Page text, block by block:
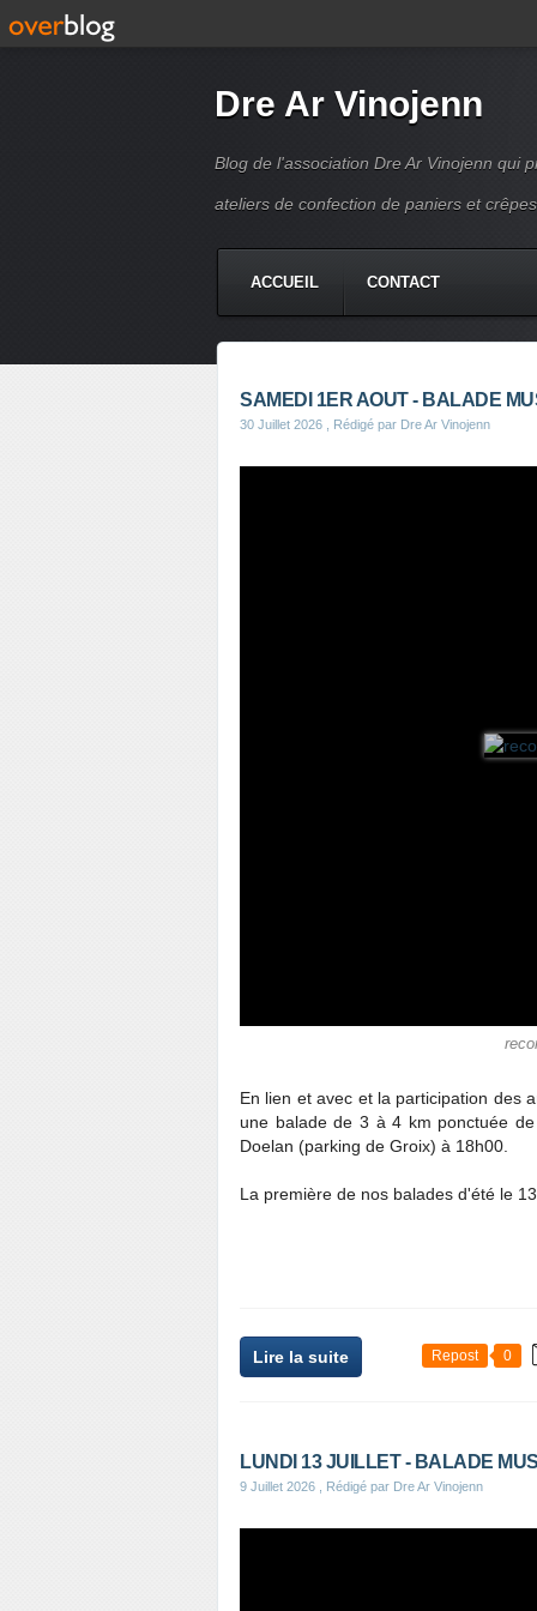
Dre Ar Vinojenn
Blog de l'association Dre Ar Vinojenn qui
ateliers de confection de paniers et
ACCUEIL CONTACT
SAMEDI 1ER AOUT - BALADE
30 Juillet 2026 , Rédigé par Dre Ar Vinojenn
En lien et avec et la participation des
une balade de 3 à 4 km ponctuée
Doelan (parking de Groix) à 18h00.
La première de nos balades d'été le
Lire la suite Repost 0
LUNDI 13 JUILLET - BALADE
9 Juillet 2026 , Rédigé par Dre Ar Vinojenn